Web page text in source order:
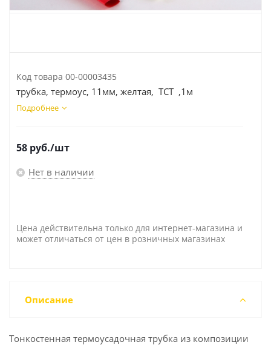
Код товара 00-00003435
трубка, термоус, 11мм, желтая, TCT ,1м
Подробнее
58 руб./шт
Нет в наличии
Цена действительна только для интернет-магазина и
может отличаться от цен в розничных магазинах
Описание
Тонкостенная термоусадочная трубка из композиции